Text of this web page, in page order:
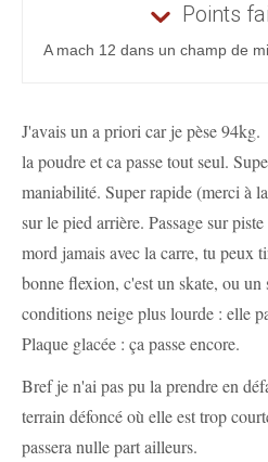
Points
A mach 12 dans un champ de
J'avais un a priori car je pèse
la poudre et ca passe tout seul.
maniabilité. Super rapide (merci à
sur le pied arrière. Passage sur
mord jamais avec la carre, tu peux
bonne flexion, c'est un skate, ou un
conditions neige plus lourde : elle
Plaque glacée : ça passe encore.
Bref je n'ai pas pu la prendre en
terrain défoncé où elle est trop
passera nulle part ailleurs.